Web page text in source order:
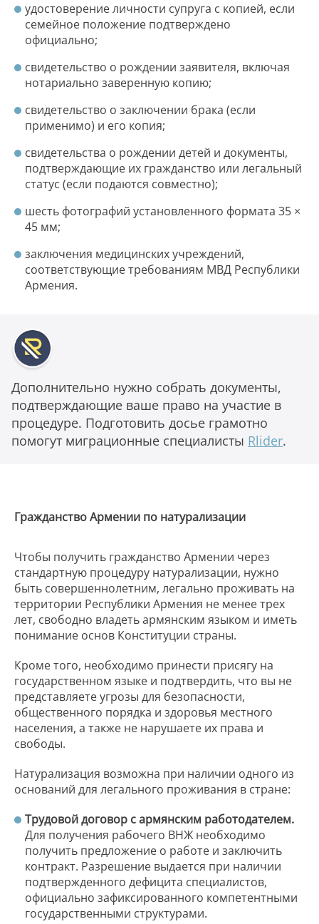
удостоверение личности супруга с копией, если
семейное положение подтверждено
официально;
свидетельство о рождении заявителя, включая
нотариально заверенную копию;
свидетельство о заключении брака (если
применимо) и его копия;
свидетельства о рождении детей и документы,
подтверждающие их гражданство или легальный
статус (если подаются совместно);
шесть фотографий установленного формата 35 ×
45 мм;
заключения медицинских учреждений,
соответствующие требованиям МВД Республики
Армения.
Дополнительно нужно собрать документы,
подтверждающие ваше право на участие в
процедуре. Подготовить досье грамотно
помогут миграционные специалисты Rlider.
Гражданство Армении по натурализации
Чтобы получить гражданство Армении через
стандартную процедуру натурализации, нужно
быть совершеннолетним, легально проживать на
территории Республики Армения не менее трех
лет, свободно владеть армянским языком и иметь
понимание основ Конституции страны.
Кроме того, необходимо принести присягу на
государственном языке и подтвердить, что вы не
представляете угрозы для безопасности,
общественного порядка и здоровья местного
населения, а также не нарушаете их права и
свободы.
Натурализация возможна при наличии одного из
оснований для легального проживания в стране:
Трудовой договор с армянским работодателем.
Для получения рабочего ВНЖ необходимо
получить предложение о работе и заключить
контракт. Разрешение выдается при наличии
подтвержденного дефицита специалистов,
официально зафиксированного компетентными
государственными структурами.